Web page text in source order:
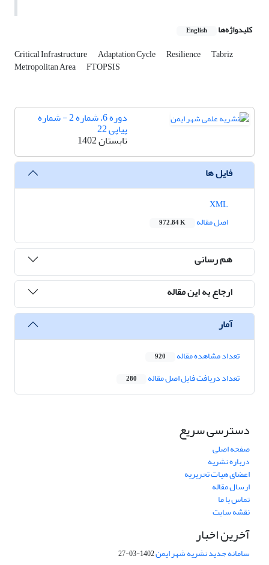
کلیدواژه‌ها English
Critical Infrastructure Adaptation Cycle Resilience Tabriz
Metropolitan Area FTOPSIS
دوره 6، شماره 2 - شماره
پیاپی 22
تابستان 1402
فایل ها
اصل مقاله
972.84 K
هم رسانی
ارجاع به این مقاله
آمار
تعداد مشاهده مقاله 920
تعداد دریافت فایل اصل مقاله 280
دسترسی سریع
صفحه اصلی
درباره نشریه
اعضای هیات تحریریه
ارسال مقاله
تماس با ما
نقشه سایت
آخرین اخبار
سامانه جدید نشریه شهر ایمن1402-03-27